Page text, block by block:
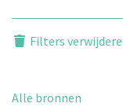
Filters
Alle bronnen